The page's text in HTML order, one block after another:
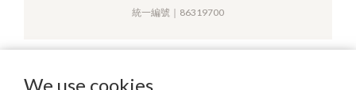
We use cookies
統一編號｜86319700